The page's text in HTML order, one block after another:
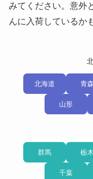
みてください。意外
んに入荷しているか
北海道 青森
山形
群馬 栃木
千葉